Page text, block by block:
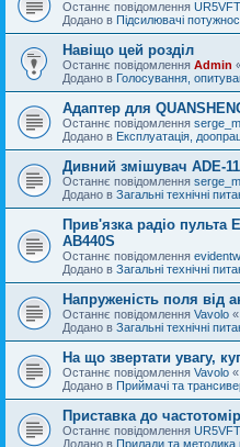
Останнє повідомлення UR5VFT
Додано в Підсилювачі
Навіщо цей розділ
Останнє повідомлення Admin
Додано в Голосування,
Адаптер для
Останнє повідомлення serge_m
Додано в Експлуатація,
Дивний змішувач ADE-
Останнє повідомлення serge_m
Додано в Загальні технічні
Прив'язка радіо пульта
AB440S
Останнє повідомлення
Додано в Загальні технічні
Напруженість поля від
Останнє повідомлення Vavolo «
Додано в Загальні технічні
На що звертати увагу,
Останнє повідомлення Vavolo «
Додано в Приймачі та
Приставка до
Останнє повідомлення UR5VFT
Додано в Прилади та методика